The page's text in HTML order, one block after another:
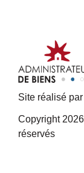
Site réalisé par
Copyright
réservés